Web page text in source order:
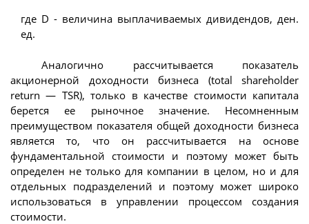
где D - величина выплачиваемых дивидендов, ден.
ед.
Аналогично рассчитывается показатель
акционерной доходности бизнеса (total shareholder
return — TSR), только в качестве стоимости капитала
берется ее рыночное значение. Несомненным
преимуществом показателя общей доходности бизнеса
является то, что он рассчитывается на основе
фундаментальной стоимости и поэтому может быть
определен не только для компании в целом, но и для
отдельных подразделений и поэтому может широко
использоваться в управлении процессом создания
стоимости.